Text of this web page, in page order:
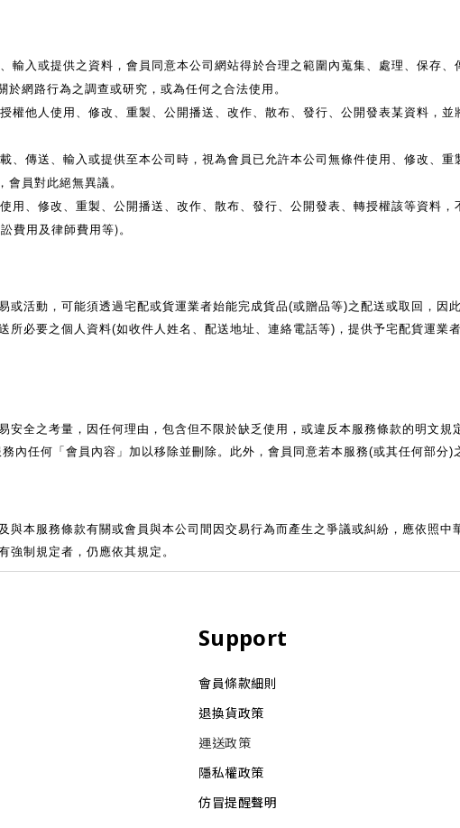
輸入或提供之資料，會員同意本公司網站得於合理之範圍內蒐集、處理、保存
於網路行為之調查或研究，或為任何之合法使用。
權他人使用、修改、重製、公開播送、改作、散布、發行、公開發表某資料，
、傳送、輸入或提供至本公司時，視為會員已允許本公司無條件使用、修改、
員對此絕無異議。
用、修改、重製、公開播送、改作、散布、發行、公開發表、轉授權該等資料
費用及律師費用等)。
或活動，可能須透過宅配或貨運業者始能完成貨品(或贈品等)之配送或取回，因
所必要之個人資料(如收件人姓名、配送地址、連絡電話等)，提供予宅配貨運業
安全之考量，因任何理由，包含但不限於缺乏使用，或違反本服務條款的明文
內任何「會員內容」加以移除並刪除。此外，會員同意若本服務(或其任何部分)
與本服務條款有關或會員與本公司間因交易行為而產生之爭議或糾紛，應依照
強制規定者，仍應依其規定。
Support
會員條款細則
退換貨政策
運送政策
隱私權政策
仿冒提醒聲明